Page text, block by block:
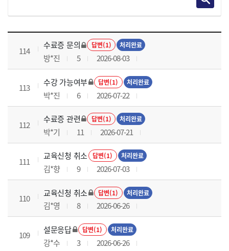
국가회계이론 과정 목록 으로 번호, 제목, 작성자, 조회수, 등록 일로 나열 되고 있습니다.
114
수료증 문의 답변(1) 처리완료
방*진 5 2026-08-03
113
수강 가능여부 답변(1) 처리완료
박*진 6 2026-07-22
112
수료증 관련 답변(1) 처리완료
박*기 11 2026-07-21
111
교육신청 취소 답변(1) 처리완료
김*향 9 2026-07-03
110
교육신청 취소 답변(1) 처리완료
김*영 8 2026-06-26
109
설문응답 답변(1) 처리완료
강*수 3 2026-06-26